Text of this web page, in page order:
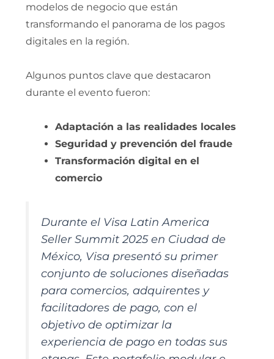
modelos de negocio que están
transformando el panorama de los pagos
digitales en la región.
Algunos puntos clave que destacaron
durante el evento fueron:
Adaptación a las realidades locales
Seguridad y prevención del fraude
Transformación digital en el
comercio
Durante el Visa Latin America
Seller Summit 2025 en Ciudad de
México, Visa presentó su primer
conjunto de soluciones diseñadas
para comercios, adquirentes y
facilitadores de pago, con el
objetivo de optimizar la
experiencia de pago en todas sus